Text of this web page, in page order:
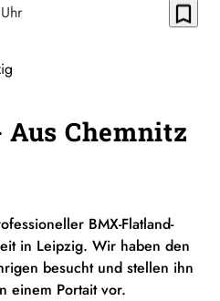
bookmark_border
Chemnitz
BMX-Flatland-
in Leipzig. Wir haben den
besucht und stellen ihn
einem Portait vor.